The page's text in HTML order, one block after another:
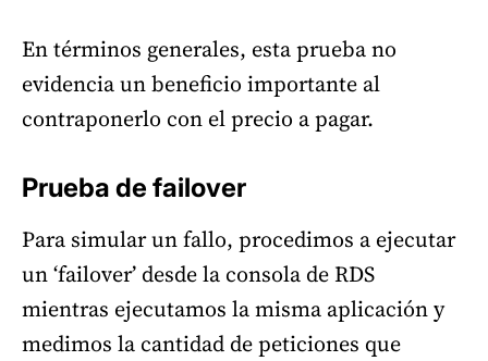
En términos generales, esta prueba no
evidencia un beneficio importante al
contraponerlo con el precio a pagar.
Prueba de failover
Para simular un fallo, procedimos a ejecutar
un ‘failover’ desde la consola de RDS
mientras ejecutamos la misma aplicación y
medimos la cantidad de peticiones que